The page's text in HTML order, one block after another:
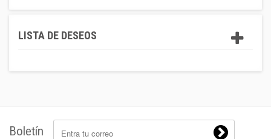
LISTA DE DESEOS
Boletín